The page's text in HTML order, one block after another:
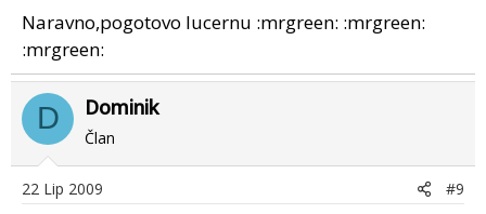
Naravno,pogotovo lucernu :mrgreen: :mrgreen:
:mrgreen:
D Dominik
Član
22 Lip 2009 #9